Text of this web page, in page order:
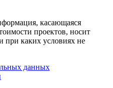
касающаяся
проектов, носит
при каких условиях не
данных